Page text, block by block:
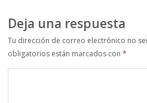
Deja una respuesta
Tu dirección de correo electrónico no
obligatorios están marcados con*